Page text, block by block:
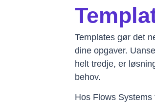
Templates gør det
dine opgaver.
helt tredje, er
behov.
Hos Flows